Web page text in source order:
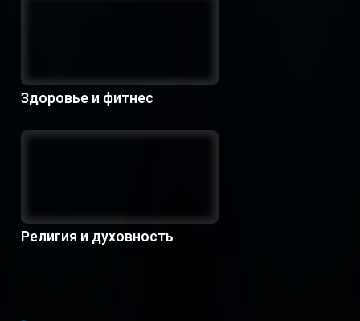
Здоровье и фитнес
Религия и духовность